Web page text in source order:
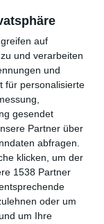
auf
und verarbeiten
und
für personalisierte
gesendet
Partner über
abfragen.
klicken, um der
1538 Partner
oder um
um Ihre
hinzufügen